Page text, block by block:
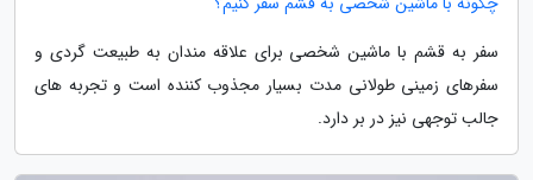
سفر به قشم با ماشین شخصی برای علاقه مندان به طبیعت گردی و
سفرهای زمینی طولانی مدت بسیار مجذوب کننده است و تجربه های
جالب توجهی نیز در بر دارد.